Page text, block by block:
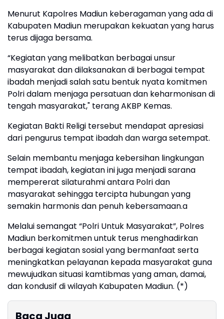
Menurut Kapolres Madiun keberagaman yang ada di
Kabupaten Madiun merupakan kekuatan yang harus
terus dijaga bersama.
“Kegiatan yang melibatkan berbagai unsur
masyarakat dan dilaksanakan di berbagai tempat
ibadah menjadi salah satu bentuk nyata komitmen
Polri dalam menjaga persatuan dan keharmonisan di
tengah masyarakat," terang AKBP Kemas.
Kegiatan Bakti Religi tersebut mendapat apresiasi
dari pengurus tempat ibadah dan warga setempat.
Selain membantu menjaga kebersihan lingkungan
tempat ibadah, kegiatan ini juga menjadi sarana
mempererat silaturahmi antara Polri dan
masyarakat sehingga tercipta hubungan yang
semakin harmonis dan penuh kebersamaan.a
Melalui semangat “Polri Untuk Masyarakat”, Polres
Madiun berkomitmen untuk terus menghadirkan
berbagai kegiatan sosial yang bermanfaat serta
meningkatkan pelayanan kepada masyarakat guna
mewujudkan situasi kamtibmas yang aman, damai,
dan kondusif di wilayah Kabupaten Madiun. (*)
Baca Juga